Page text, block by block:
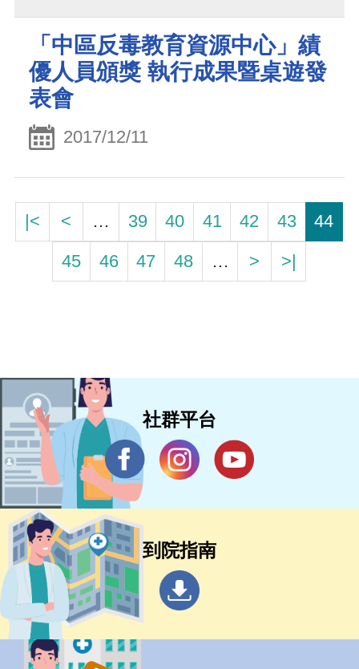
「中區反毒教育資源中心」績
優人員頒獎 執行成果暨桌遊發
表會
2017/12/11
|< < … 39 40 41 42 43
44
45
46 47 48 … > >|
社群平台
到院指南